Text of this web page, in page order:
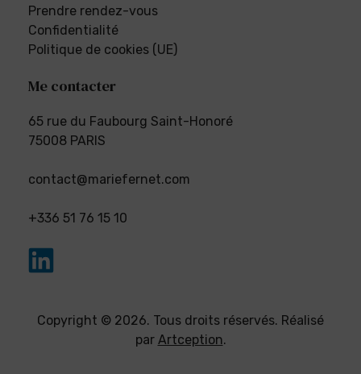
Prendre rendez-vous
Confidentialité
Politique de cookies (UE)
Me contacter
65 rue du Faubourg Saint-Honoré
75008 PARIS
contact@mariefernet.com
+336 51 76 15 10
Copyright © 2026. Tous droits réservés. Réalisé
par Artception.